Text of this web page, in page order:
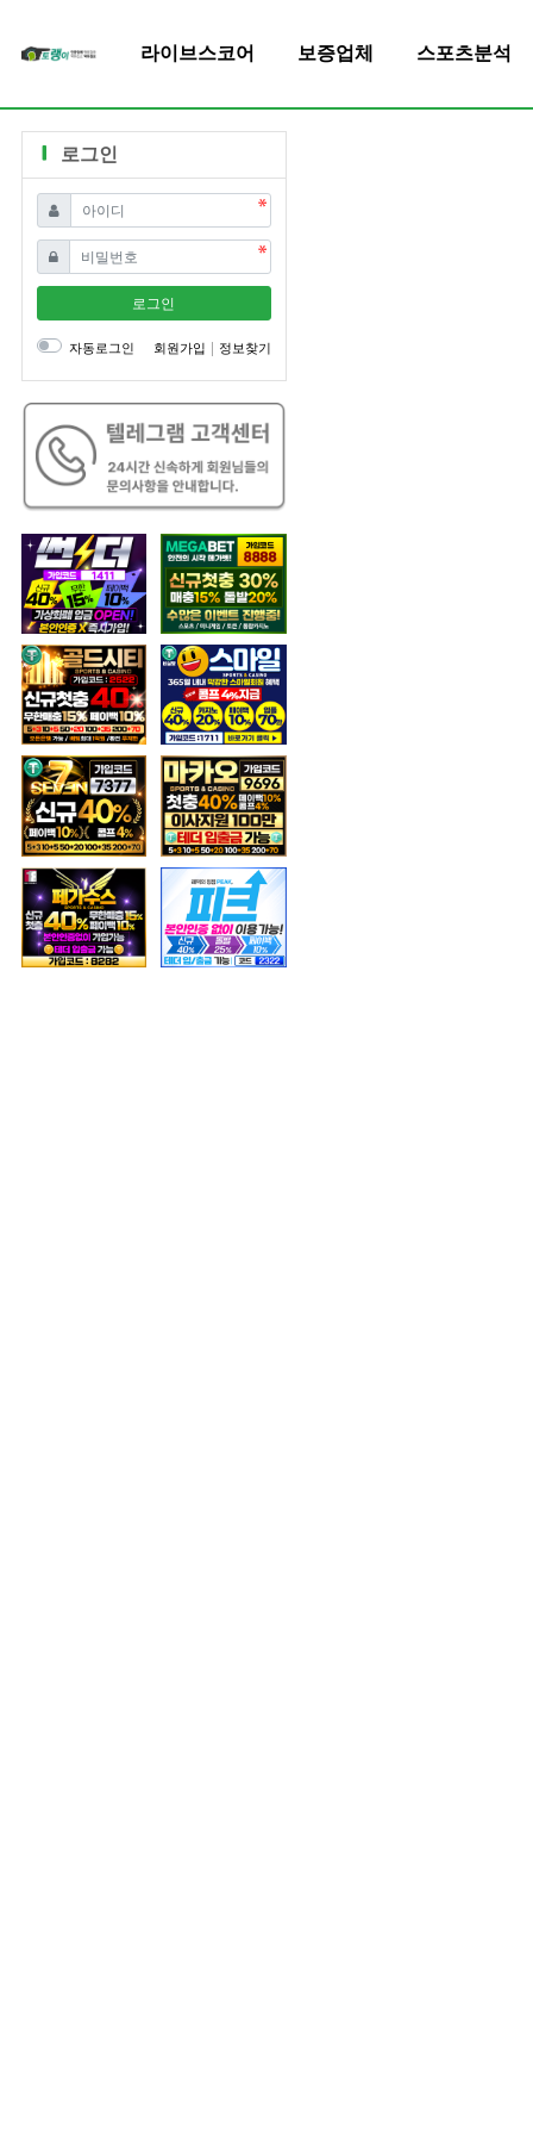
라이브스코어 보증업체 스포츠분석
로그인
아이디 필수
비밀번호필수
로그인
자동로그인 회원가입 정보찾기